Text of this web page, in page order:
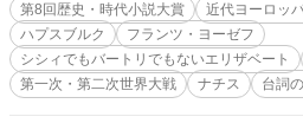
第8回歴史・時代小説大賞 近代ヨーロッ
ハプスブルク
フランツ・ヨーゼフ
シシィでもバートリでもないエリザベート
第一次・第二次世界大戦
ナチス 台詞